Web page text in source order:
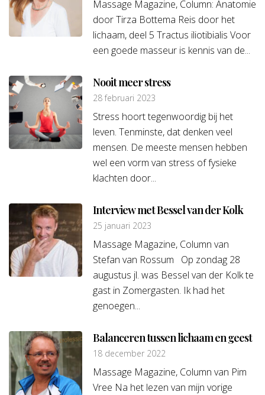
Massage Magazine, Column: Anatomie
door Tirza Bottema Reis door het
lichaam, deel 5 Tractus iliotibialis Voor
een goede masseur is kennis van de...
Nooit meer stress
28 februari 2023
Stress hoort tegenwoordig bij het
leven. Tenminste, dat denken veel
mensen. De meeste mensen hebben
wel een vorm van stress of fysieke
klachten door...
Interview met Bessel van der Kolk
25 januari 2023
Massage Magazine, Column van
Stefan van Rossum Op zondag 28
augustus jl. was Bessel van der Kolk te
gast in Zomergasten. Ik had het
genoegen...
Balanceren tussen lichaam en geest
18 december 2022
Massage Magazine, Column van Pim
Vree Na het lezen van mijn vorige